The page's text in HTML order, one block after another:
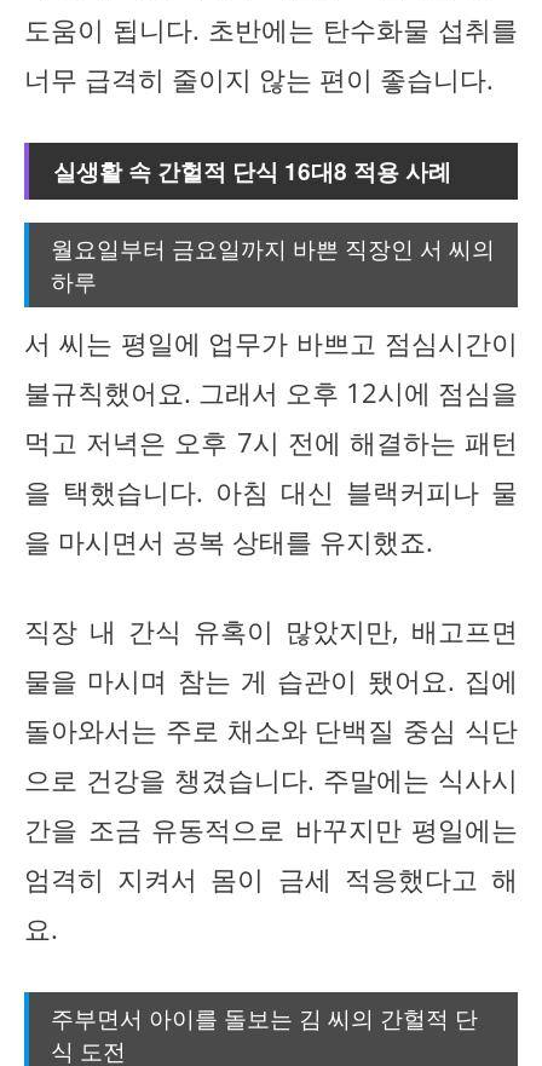
도움이 됩니다. 초반에는 탄수화물 섭취를
너무 급격히 줄이지 않는 편이 좋습니다.
실생활 속 간헐적 단식 16대8 적용 사례
월요일부터 금요일까지 바쁜 직장인 서 씨의
하루
서 씨는 평일에 업무가 바쁘고 점심시간이
불규칙했어요. 그래서 오후 12시에 점심을
먹고 저녁은 오후 7시 전에 해결하는 패턴
을 택했습니다. 아침 대신 블랙커피나 물
을 마시면서 공복 상태를 유지했죠.
직장 내 간식 유혹이 많았지만, 배고프면
물을 마시며 참는 게 습관이 됐어요. 집에
돌아와서는 주로 채소와 단백질 중심 식단
으로 건강을 챙겼습니다. 주말에는 식사시
간을 조금 유동적으로 바꾸지만 평일에는
엄격히 지켜서 몸이 금세 적응했다고 해
요.
주부면서 아이를 돌보는 김 씨의 간헐적 단
식 도전